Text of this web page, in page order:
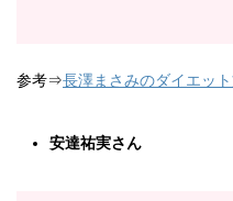
参考⇒長澤まさみのダイエッ
安達祐実さん